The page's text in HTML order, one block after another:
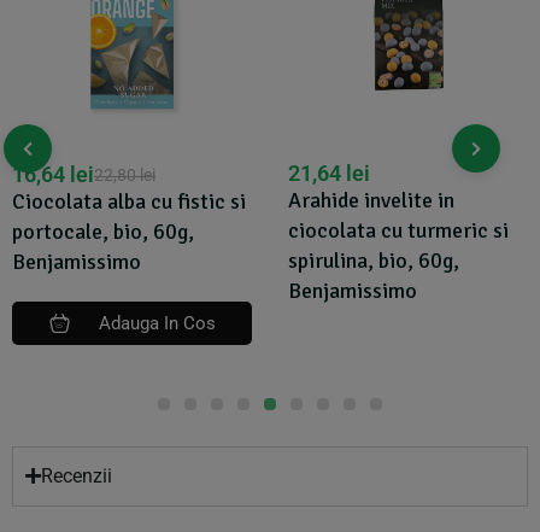
Ciocolata alba cu fistic si
portocale, bio, 60g,
Benjamissimo
22,80lei
16,64 lei
Adauga In Cos
Arahide invelite in
ciocolata cu turmeric si
spirulina, bio, 60g,
Benjamissimo
21,64 lei
Recenzii